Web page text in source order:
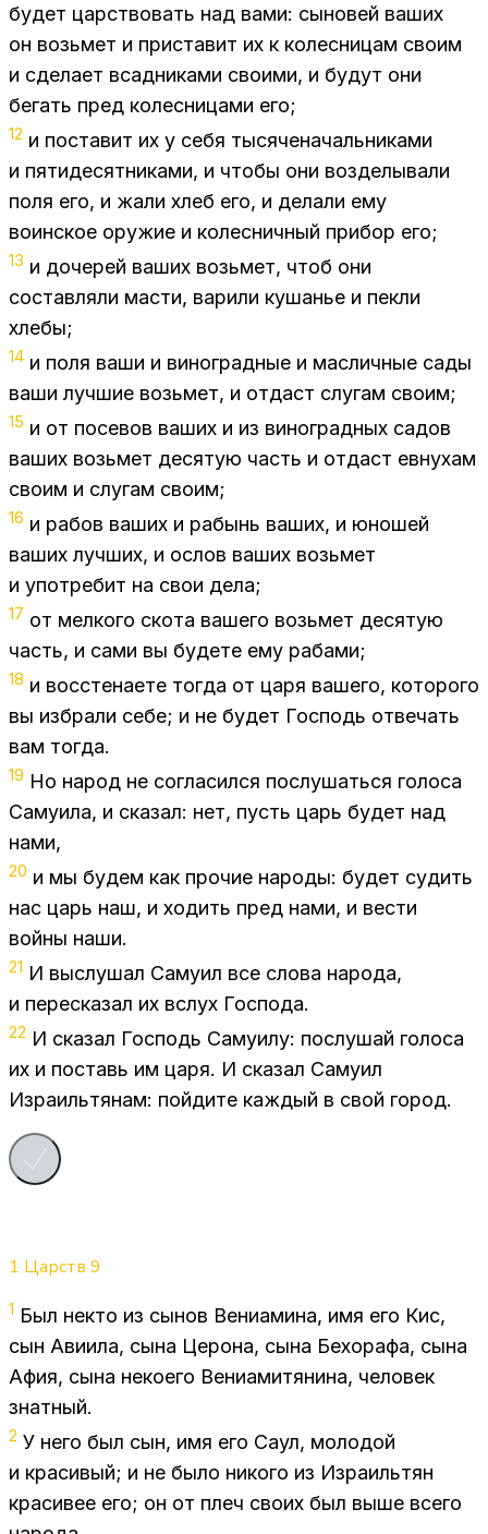
бу­дет цар­ство­вать над вами: сы­но­вей ва­ших
он возь­мет и при­ста­вит их к ко­лес­ни­цам сво­им
и сде­ла­ет всад­ни­ка­ми сво­и­ми, и бу­дут они
бе­гать пред ко­лес­ни­ца­ми его;
12 и по­ста­вит их у себя ты­ся­че­на­чаль­ни­ка­ми
и пя­ти­де­сят­ни­ка­ми, и что­бы они воз­де­лы­ва­ли
поля его, и жали хлеб его, и де­ла­ли ему
во­ин­ское ору­жие и ко­лес­нич­ный при­бор его;
13 и до­че­рей ва­ших возь­мет, чтоб они
со­став­ля­ли ма­сти, ва­ри­ли ку­ша­нье и пек­ли
хле­бы;
14 и поля ваши и ви­но­град­ные и мас­лич­ные сады
ваши луч­шие возь­мет, и от­даст слу­гам сво­им;
15 и от по­се­вов ва­ших и из ви­но­град­ных са­дов
ва­ших возь­мет де­ся­тую часть и от­даст ев­ну­хам
сво­им и слу­гам сво­им;
16 и ра­бов ва­ших и ра­бынь ва­ших, и юно­шей
ва­ших луч­ших, и ослов ва­ших возь­мет
и упо­тре­бит на свои дела;
17 от мел­ко­го ско­та ва­ше­го возь­мет де­ся­тую
часть, и сами вы бу­де­те ему ра­ба­ми;
18 и вос­сте­на­е­те то­гда от царя ва­ше­го, ко­то­ро­го
вы из­бра­ли себе; и не бу­дет Гос­подь от­ве­чать
вам то­гда.
19 Но на­род не со­гла­сил­ся по­слу­шать­ся го­ло­са
Са­му­и­ла, и ска­зал: нет, пусть царь бу­дет над
нами,
20 и мы бу­дем как про­чие на­ро­ды: бу­дет су­дить
нас царь наш, и хо­дить пред нами, и ве­сти
вой­ны наши.
21 И вы­слу­шал Са­му­ил все сло­ва на­ро­да,
и пе­ре­ска­зал их вслух Гос­по­да.
22 И ска­зал Гос­подь Са­му­и­лу: по­слу­шай го­ло­са
их и по­ставь им царя. И ска­зал Са­му­ил
Из­ра­иль­тя­нам: пой­ди­те каж­дый в свой го­род.
1 Царств 9
1 Был некто из сы­нов Ве­ни­а­ми­на, имя его Кис,
сын Ави­и­ла, сына Це­ро­на, сына Бе­хо­ра­фа, сына
Афия, сына неко­е­го Ве­ни­а­ми­тя­ни­на, че­ло­век
знат­ный.
2 У него был сын, имя его Саул, мо­ло­дой
и кра­си­вый; и не было ни­ко­го из Из­ра­иль­тян
кра­си­вее его; он от плеч сво­их был выше все­го